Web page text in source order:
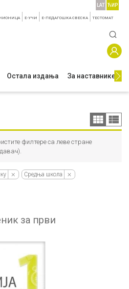
E-УЧИ Е-ПЕДАГОШКА СВЕСКА TЕСТОМАТ
LAT ЋИР
Остала издања За наставнике
филтере са леве стране
Средња школа
за први